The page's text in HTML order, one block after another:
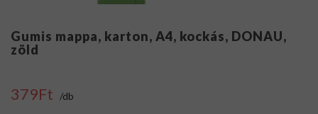
Gumis mappa, karton, A4, kockás, DONAU,
zöld
379Ft /db